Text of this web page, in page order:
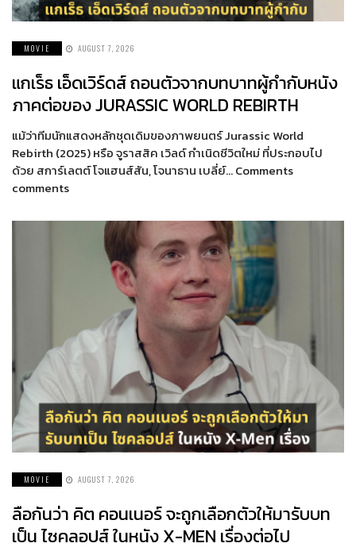
MOVIE AUGUST 7, 2026
แกเร็ธ เอ็ดเวิร์ดส์ ถอนตัวจากบทบาทผู้กำกับหนัง
ภาคต่อของ JURASSIC WORLD REBIRTH
แม้ว่าทีมนักแสดงหลักชุดเดิมของภาพยนตร์ Jurassic World
Rebirth (2025) หรือ จูราสสิค เวิลด์ กำเนิดชีวิตใหม่ ที่ประกอบไป
ด้วย สการ์เลตต์ โจแฮนส์สัน, โจนาธาน เบลี่ย์… Comments
comments
MOVIE AUGUST 7, 2026
ลือกันว่า คิต คอนเนอร์ จะถูกเลือกตัวให้มารับบท
เป็น ไซคลอปส์ ในหนัง X-MEN เรื่องต่อไป